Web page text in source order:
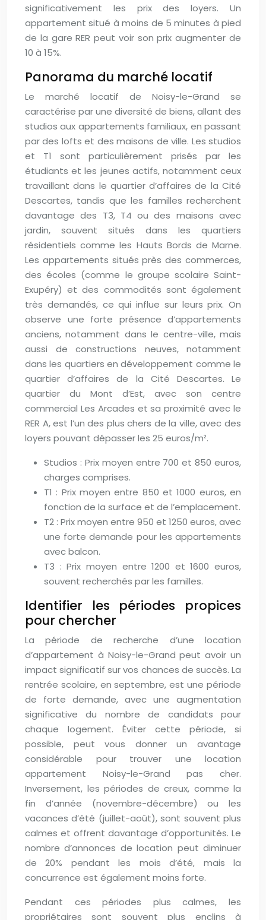
significativement les prix des loyers. Un
appartement situé à moins de 5 minutes à pied
de la gare RER peut voir son prix augmenter de
10 à 15%.
Panorama du marché locatif
Le marché locatif de Noisy-le-Grand se
caractérise par une diversité de biens, allant des
studios aux appartements familiaux, en passant
par des lofts et des maisons de ville. Les studios
et T1 sont particulièrement prisés par les
étudiants et les jeunes actifs, notamment ceux
travaillant dans le quartier d’affaires de la Cité
Descartes, tandis que les familles recherchent
davantage des T3, T4 ou des maisons avec
jardin, souvent situés dans les quartiers
résidentiels comme les Hauts Bords de Marne.
Les appartements situés près des commerces,
des écoles (comme le groupe scolaire Saint-
Exupéry) et des commodités sont également
très demandés, ce qui influe sur leurs prix. On
observe une forte présence d’appartements
anciens, notamment dans le centre-ville, mais
aussi de constructions neuves, notamment
dans les quartiers en développement comme le
quartier d’affaires de la Cité Descartes. Le
quartier du Mont d’Est, avec son centre
commercial Les Arcades et sa proximité avec le
RER A, est l’un des plus chers de la ville, avec des
loyers pouvant dépasser les 25 euros/m².
Studios : Prix moyen entre 700 et 850 euros,
charges comprises.
T1 : Prix moyen entre 850 et 1000 euros, en
fonction de la surface et de l’emplacement.
T2 : Prix moyen entre 950 et 1250 euros, avec
une forte demande pour les appartements
avec balcon.
T3 : Prix moyen entre 1200 et 1600 euros,
souvent recherchés par les familles.
Identifier les périodes propices
pour chercher
La période de recherche d’une location
d’appartement à Noisy-le-Grand peut avoir un
impact significatif sur vos chances de succès. La
rentrée scolaire, en septembre, est une période
de forte demande, avec une augmentation
significative du nombre de candidats pour
chaque logement. Éviter cette période, si
possible, peut vous donner un avantage
considérable pour trouver une location
appartement Noisy-le-Grand pas cher.
Inversement, les périodes de creux, comme la
fin d’année (novembre-décembre) ou les
vacances d’été (juillet-août), sont souvent plus
calmes et offrent davantage d’opportunités. Le
nombre d’annonces de location peut diminuer
de 20% pendant les mois d’été, mais la
concurrence est également moins forte.
Pendant ces périodes plus calmes, les
propriétaires sont souvent plus enclins à